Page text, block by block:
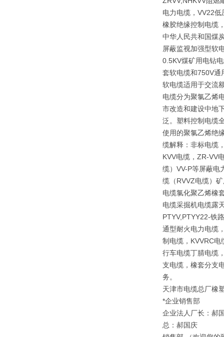
电力电缆，VV22
橡胶绝缘控制电缆
中华人民共和国煤
屏蔽监视加强型软
0.5KV煤矿用电钻
套软电缆和750V通
软电缆适用于交流
电缆分为聚氯乙烯
市改造和建设中地
泛。塑料控制电缆
使用的聚氯乙烯绝
缆解释：非标电缆
KVV电缆，ZR-VV
缆）VV-P等屏蔽电
缆（RVVZ电缆）
电缆氯化聚乙烯橡
电缆采掘机电缆露
PTYV,PTYY22-铁
通型耐火电力电缆
制电缆，KVVRC
行车电缆丁腈电缆
支电缆，橡套分支
务。
天津市电缆总厂橡
*企业销售部
企业法人厂长：郝
总：郝国庆